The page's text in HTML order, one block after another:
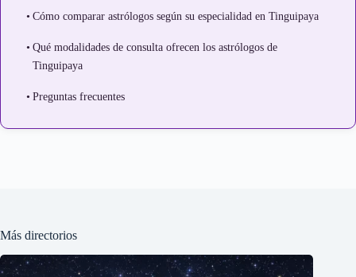
Cómo comparar astrólogos según su especialidad en Tinguipaya
Qué modalidades de consulta ofrecen los astrólogos de
Tinguipaya
Preguntas frecuentes
Más directorios